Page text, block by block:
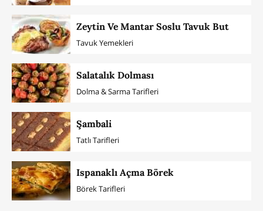
Zeytin Ve Mantar Soslu Tavuk But
Tavuk Yemekleri
Salatalık Dolması
Dolma & Sarma Tarifleri
Şambali
Tatlı Tarifleri
Ispanaklı Açma Börek
Börek Tarifleri